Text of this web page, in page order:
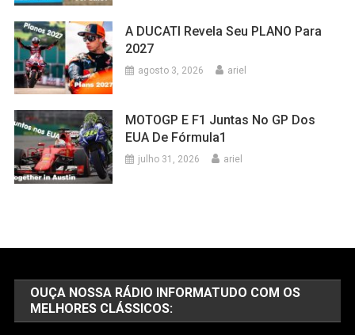
A DUCATI Revela Seu PLANO Para
2027
agosto 3, 2026 ariel
MOTOGP E F1 Juntas No GP Dos
EUA De Fórmula1
julho 31, 2026 ariel
OUÇA NOSSA RÁDIO INFORMATUDO COM OS
MELHORES CLÁSSICOS: